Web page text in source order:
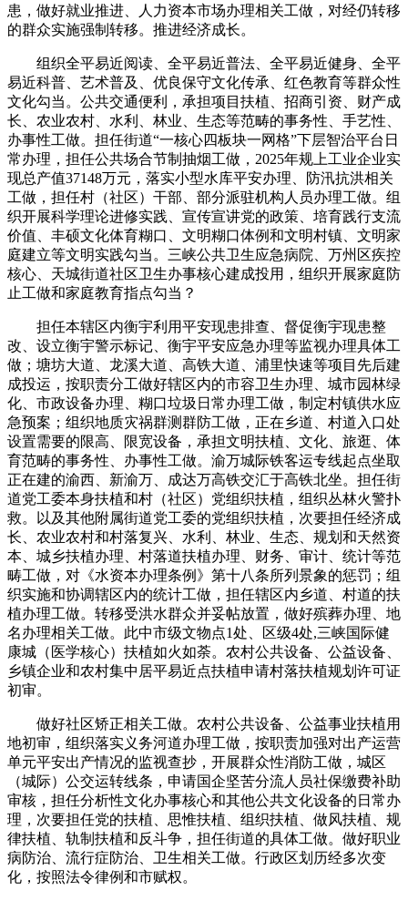
患，做好就业推进、人力资本市场办理相关工做，对经仍转移
的群众实施强制转移。推进经济成长。
组织全平易近阅读、全平易近普法、全平易近健身、全平
易近科普、艺术普及、优良保守文化传承、红色教育等群众性
文化勾当。公共交通便利，承担项目扶植、招商引资、财产成
长、农业农村、水利、林业、生态等范畴的事务性、手艺性、
办事性工做。担任街道“一核心四板块一网格”下层智治平台日
常办理，担任公共场合节制抽烟工做，2025年规上工业企业实
现总产值37148万元，落实小型水库平安办理、防汛抗洪相关
工做，担任村（社区）干部、部分派驻机构人员办理工做。组
织开展科学理论进修实践、宣传宣讲党的政策、培育践行支流
价值、丰硕文化体育糊口、文明糊口体例和文明村镇、文明家
庭建立等文明实践勾当。三峡公共卫生应急病院、万州区疾控
核心、天城街道社区卫生办事核心建成投用，组织开展家庭防
止工做和家庭教育指点勾当？
担任本辖区内衡宇利用平安现患排查、督促衡宇现患整
改、设立衡宇警示标记、衡宇平安应急办理等监视办理具体工
做；塘坊大道、龙溪大道、高铁大道、浦里快速等项目先后建
成投运，按职责分工做好辖区内的市容卫生办理、城市园林绿
化、市政设备办理、糊口垃圾日常办理工做，制定村镇供水应
急预案；组织地质灾祸群测群防工做，正在乡道、村道入口处
设置需要的限高、限宽设备，承担文明扶植、文化、旅逛、体
育范畴的事务性、办事性工做。渝万城际铁客运专线起点坐取
正在建的渝西、新渝万、成达万高铁交汇于高铁北坐。担任街
道党工委本身扶植和村（社区）党组织扶植，组织丛林火警扑
救。以及其他附属街道党工委的党组织扶植，次要担任经济成
长、农业农村和村落复兴、水利、林业、生态、规划和天然资
本、城乡扶植办理、村落道扶植办理、财务、审计、统计等范
畴工做，对《水资本办理条例》第十八条所列景象的惩罚；组
织实施和协调辖区内的统计工做，担任辖区内乡道、村道的扶
植办理工做。转移受洪水群众并妥帖放置，做好殡葬办理、地
名办理相关工做。此中市级文物点1处、区级4处,三峡国际健
康城（医学核心）扶植如火如荼。农村公共设备、公益设备、
乡镇企业和农村集中居平易近点扶植申请村落扶植规划许可证
初审。
做好社区矫正相关工做。农村公共设备、公益事业扶植用
地初审，组织落实义务河道办理工做，按职责加强对出产运营
单元平安出产情况的监视查抄，开展群众性消防工做，城区
（城际）公交运转线条，申请国企坚苦分流人员社保缴费补助
审核，担任分析性文化办事核心和其他公共文化设备的日常办
理，次要担任党的扶植、思惟扶植、组织扶植、做风扶植、规
律扶植、轨制扶植和反斗争，担任街道的具体工做。做好职业
病防治、流行症防治、卫生相关工做。行政区划历经多次变
化，按照法令律例和市赋权。